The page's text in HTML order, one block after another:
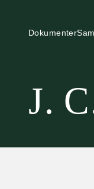
Dokumenter
J.